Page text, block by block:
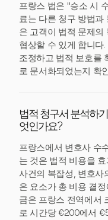
프랑스 법은 "승소 시
료는 다른 청구 방법과
은 고객이 법적 문제의
협상할 수 있게 합니다
조정하고 법적 보호를
로 문서화되었는지 확
법적 청구서 분석하
엇인가요?
프랑스에서 변호사 수
는 것은 법적 비용을
사건의 복잡성, 변호사
은 요소가 총 비용 결
금은 프랑스 전역에서
로 시간당 €200에서